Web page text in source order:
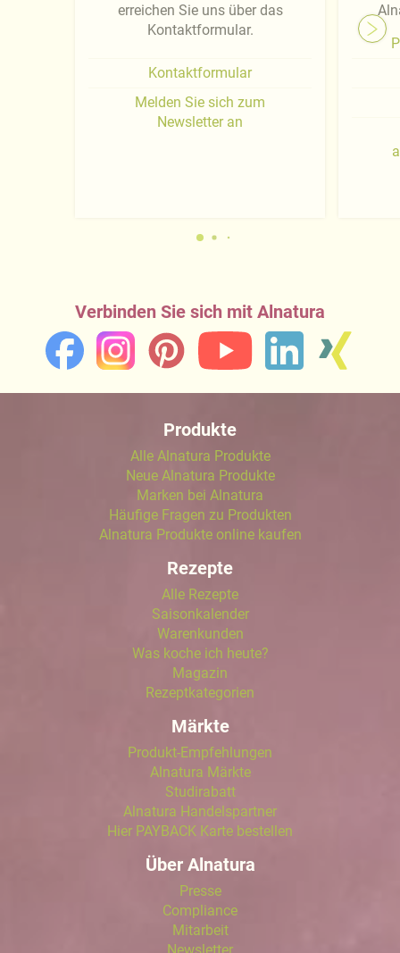
erreichen Sie uns über das
Kontaktformular.
Kontaktformular
Melden Sie sich zum
Newsletter an
Verbinden Sie sich mit Alnatura
Produkte
Alle Alnatura Produkte
Neue Alnatura Produkte
Marken bei Alnatura
Häufige Fragen zu Produkten
Alnatura Produkte online kaufen
Rezepte
Alle Rezepte
Saisonkalender
Warenkunden
Was koche ich heute?
Magazin
Rezeptkategorien
Märkte
Produkt-Empfehlungen
Alnatura Märkte
Studirabatt
Alnatura Handelspartner
Hier PAYBACK Karte bestellen
Über Alnatura
Presse
Compliance
Mitarbeit